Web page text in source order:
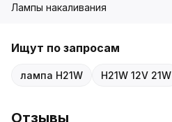
Лампы накаливания
Ищут по запросам
лампа H21W H21W 12V 21W
Отзывы